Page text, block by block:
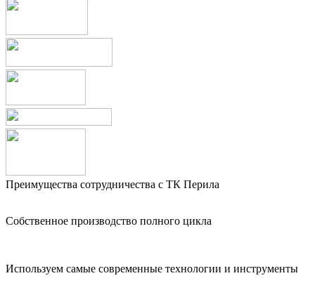
Преимущества сотрудничества с ТК Перила
Собственное производство полного цикла
Используем самые современные технологии и инструменты